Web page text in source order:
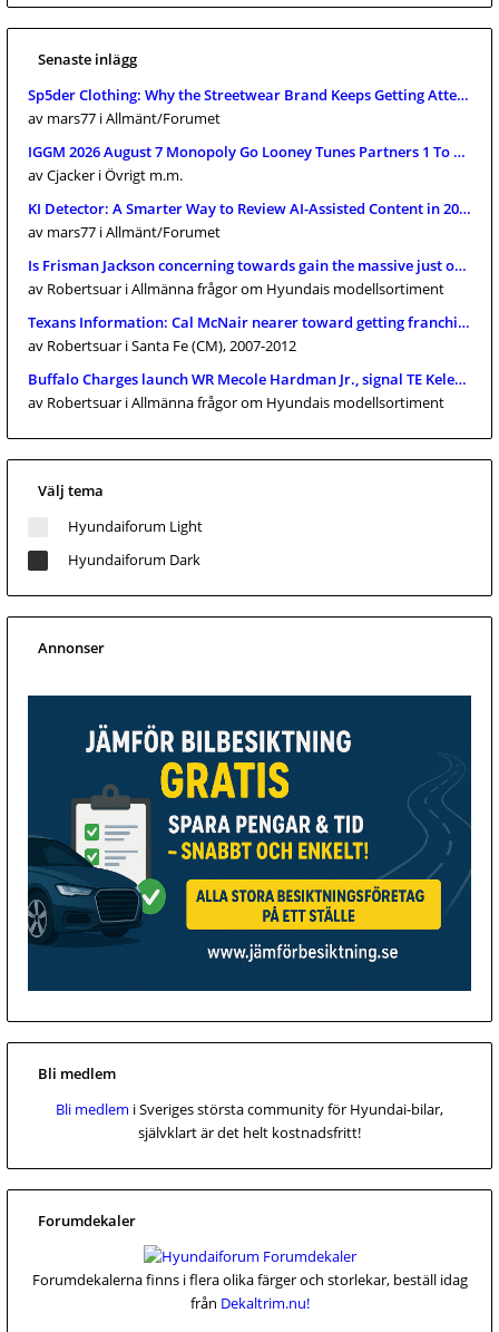
Senaste inlägg
Sp5der Clothing: Why the Streetwear Brand Keeps Getting Attention
av mars77 i Allmänt/Forumet
IGGM 2026 August 7 Monopoly Go Looney Tunes Partners 1 To 4 Full
av Cjacker i Övrigt m.m.
KI Detector: A Smarter Way to Review AI-Assisted Content in 2026
av mars77 i Allmänt/Forumet
Is Frisman Jackson concerning towards gain the massive just one?
av Robertsuar i Allmänna frågor om Hyundais modellsortiment
Texans Information: Cal McNair nearer toward getting franchise
av Robertsuar i Santa Fe (CM), 2007-2012
Buffalo Charges launch WR Mecole Hardman Jr., signal TE Keleki
av Robertsuar i Allmänna frågor om Hyundais modellsortiment
Välj tema
Hyundaiforum Light
Hyundaiforum Dark
Annonser
Bli medlem
Bli medlem i Sveriges största community för Hyundai-bilar,
självklart är det helt kostnadsfritt!
Forumdekaler
Forumdekalerna finns i flera olika färger och storlekar, beställ idag
från Dekaltrim.nu!